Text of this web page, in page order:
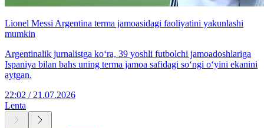
Lionel Messi Argentina terma jamoasidagi faoliyatini yakunlashi
mumkin
Argentinalik jurnalistga ko‘ra, 39 yoshli futbolchi jamoadoshlariga
Ispaniya bilan bahs uning terma jamoa safidagi so‘ngi o‘yini ekanini
aytgan.
22:02 / 21.07.2026
Lenta